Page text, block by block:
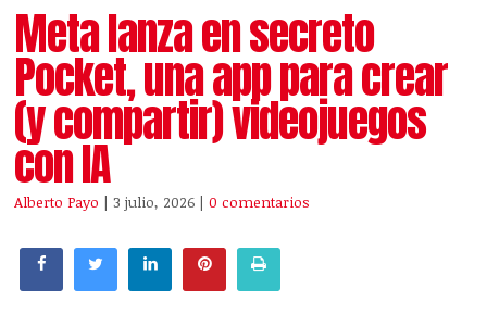
Meta lanza en secreto
Pocket, una app para crear
(y compartir) videojuegos
con IA
Alberto Payo | 3 julio, 2026 |0 comentarios